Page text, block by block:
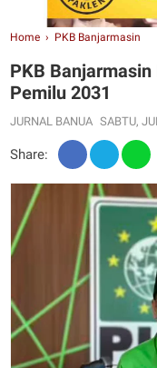
Home › PKB Banjarmasin
PKB Banjarmasin
Pemilu 2031
JURNAL BANUA SABTU,
Share: